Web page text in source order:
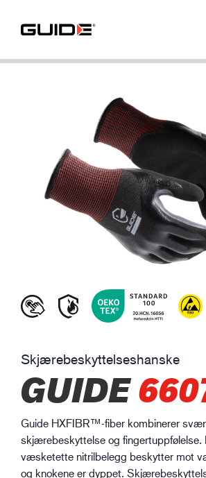
Skjærebeskyttelseshanske
GUIDE
Guide HXFIBR™-fiber kombinerer
skjærebeskyttelse og fingertuppfølelse.
væsketette nitrilbelegg beskytter mot
og knokene er dyppet.